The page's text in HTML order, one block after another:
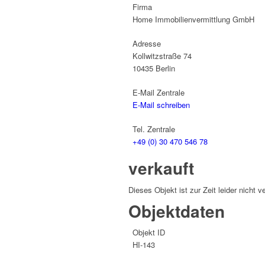
Firma
Home Immobilienvermittlung GmbH
Adresse
Kollwitzstraße 74
10435 Berlin
E-Mail Zentrale
E-Mail schreiben
Tel. Zentrale
+49 (0) 30 470 546 78
verkauft
Dieses Objekt ist zur Zeit leider nicht
Objektdaten
Objekt ID
HI-143